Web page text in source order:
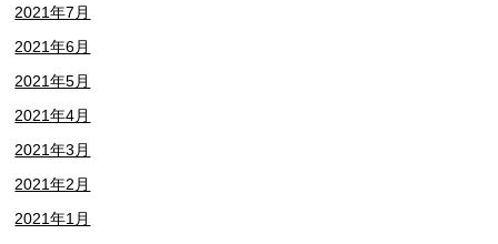
2021年7月
2021年6月
2021年5月
2021年4月
2021年3月
2021年2月
2021年1月